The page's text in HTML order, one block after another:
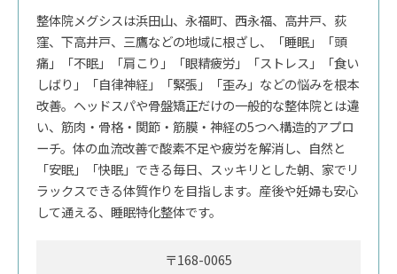
整体院メグシスは浜田山、永福町、西永福、高井戸、荻
窪、下高井戸、三鷹などの地域に根ざし、「睡眠」「頭
痛」「不眠」「肩こり」「眼精疲労」「ストレス」「食い
しばり」「自律神経」「緊張」「歪み」などの悩みを根本
改善。ヘッドスパや骨盤矯正だけの一般的な整体院とは違
い、筋肉・骨格・関節・筋膜・神経の5つへ構造的アプロ
ーチ。体の血流改善で酸素不足や疲労を解消し、自然と
「安眠」「快眠」できる毎日、スッキリとした朝、家でリ
ラックスできる体質作りを目指します。産後や妊婦も安心
して通える、睡眠特化整体です。
〒168-0065